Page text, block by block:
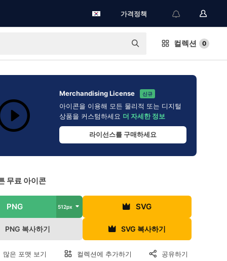
가격정책
컬렉션 0
Merchandising License 신규
아이콘을 이용해 모든 물리적 또는 디지털
상품을 커스텀하세요 더 자세한 정보
라이선스를 구매하세요
무료 아이콘
PNG 512px SVG
PNG 복사하기 SVG 복사하기
많은 포맷 보기 컬렉션에 추가하기 공유하기